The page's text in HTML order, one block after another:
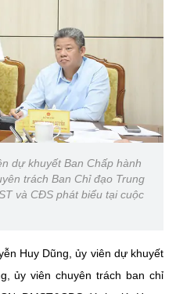
dự khuyết Ban Chấp hành
trách Ban Chỉ đạo Trung
và CĐS phát biểu tại cuộc
Huy Dũng, ủy viên dự khuyết
ủy viên chuyên trách ban chỉ